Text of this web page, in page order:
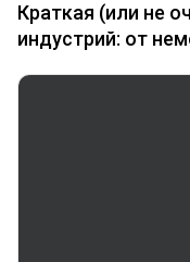
Краткая (или не
индустрий: от